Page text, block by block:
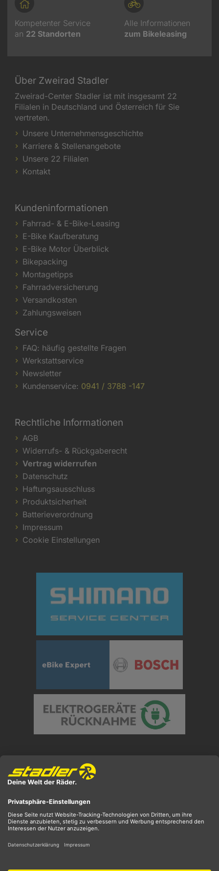
Kompetenter Service
an 22 Standorten
Alle Informationen
zum Bikeleasing
Über Zweirad Stadler
Zweirad-Center Stadler ist mit insgesamt 22
Filialen in Deutschland und Österreich für Sie
vertreten.
Unsere Unternehmensgeschichte
Karriere & Stellenangebote
Unsere 22 Filialen
Kontakt
Kundeninformationen
Fahrrad- & E-Bike-Leasing
E-Bike Kaufberatung
E-Bike Motor Überblick
Bikepacking
Montagetipps
Fahrradversicherung
Versandkosten
Zahlungsweisen
Service
FAQ: häufig gestellte Fragen
Werkstattservice
Newsletter
Kundenservice: 0941 / 3788 -147
Rechtliche Informationen
AGB
Widerrufs- & Rückgaberecht
Vertrag widerrufen
Datenschutz
Haftungsausschluss
Produktsicherheit
Batterieverordnung
Impressum
Cookie Einstellungen